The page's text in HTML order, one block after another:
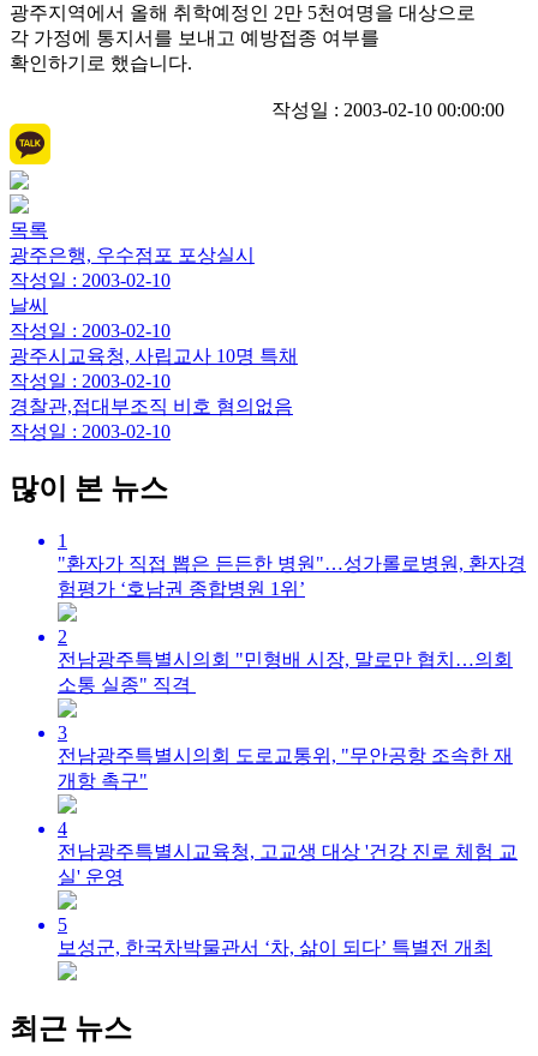
광주지역에서 올해 취학예정인 2만 5천여명을 대상으로
각 가정에 통지서를 보내고 예방접종 여부를
확인하기로 했습니다.
작성일 : 2003-02-10 00:00:00
목록
광주은행, 우수점포 포상실시
작성일 : 2003-02-10
날씨
작성일 : 2003-02-10
광주시교육청, 사립교사 10명 특채
작성일 : 2003-02-10
경찰관,접대부조직 비호 혐의없음
작성일 : 2003-02-10
많이 본 뉴스
1
"환자가 직접 뽑은 든든한 병원"…성가롤로병원, 환자경
험평가 ‘호남권 종합병원 1위’
2
전남광주특별시의회 "민형배 시장, 말로만 협치…의회
소통 실종" 직격
3
전남광주특별시의회 도로교통위, "무안공항 조속한 재
개항 촉구"
4
전남광주특별시교육청, 고교생 대상 '건강 진로 체험 교
실' 운영
5
보성군, 한국차박물관서 ‘차, 삶이 되다’ 특별전 개최
최근 뉴스